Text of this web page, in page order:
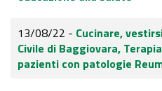
13/08/22 - Cucinare,
Civile di Baggiovara,
pazienti con patologie